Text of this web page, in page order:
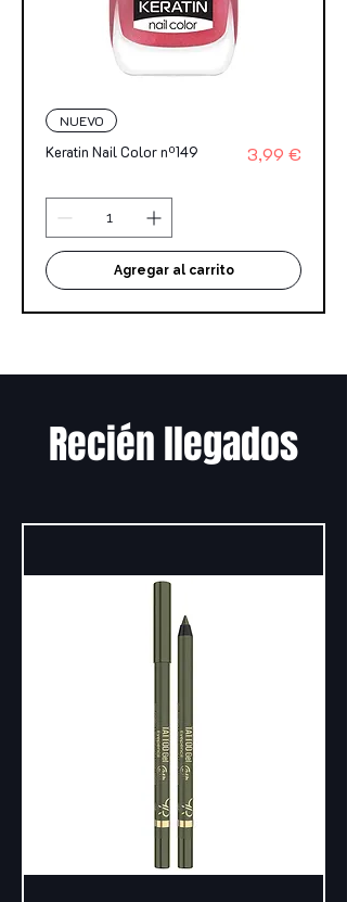
NUEVO
Keratin Nail Color nº149 Precio
3,99 €
Agregar al carrito
Recién llegados